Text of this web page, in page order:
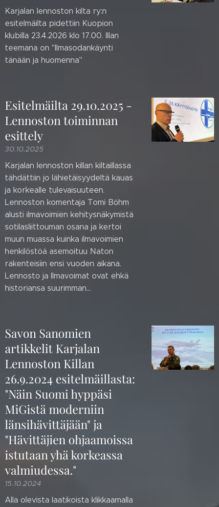
Karjalan lennoston kilta ry:n
esitelmäilta pidettiin Kuopion
klubilla 23.4.2026 klo 17.00. Illan
teemana on "Ilmasodankäynti
tänään ja huomenna"
Esitelmäilta 29.10.2025 -
Lennoston toiminnan
esittely
30.10.2025
Karjalan lennoston killan kiltaillassa
tähdättiin jo lähietäisyydeltä kauas
ja korkealle tulevaisuuteen.
Lennoston komentaja Tomi Böhm
alusti ilmavoimien kehitysnäkymistä
sotilasliittouman osana ja kertoi
muun muassa kuinka ilmavoimien
henkilöstöä asemoituu Naton
rakenteisiin ensi vuoden aikana.
Lennosto ja Ilmavoimat ovat ehkä
historiansa suurimman...
Savon Sanomien
artikkelit Karjalan
Lennoston Killan
26.9.2024 esitelmäillasta:
"Näin Suomi hyppäsi
MiGistä moderniin
länsihävittäjään" ja
"Hävittäjien ohjaamoissa
istutaan yhä korkeassa
valmiudessa."
15.10.2024
Alla olevista laatikoista klikkaamalla